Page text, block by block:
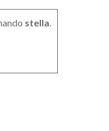
stella.